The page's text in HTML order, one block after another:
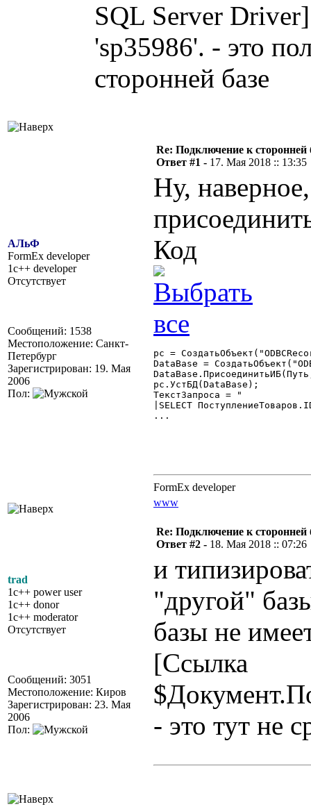
SQL Server
'sp35986'. - это
сторонней базе
АЛьФ
FormEx developer
1c++ developer
Отсутствует
Сообщений: 1538
Местоположение: Санкт-
Петербург
Зарегистрирован: 19. Мая
2006
Пол:
Re: Подключение к сторонней
Ответ #1 - 17. Мая 2018 :: 13:35
Ну,
Код
рс =
DataBase =
рс.УстБД(DataBase);
ТекстЗапроса = "
|SELECT
...
FormEx developer
www
trad
1c++ power user
1c++ donor
1c++ moderator
Отсутствует
Сообщений: 3051
Местоположение: Киров
Зарегистрирован: 23. Мая
2006
Пол:
Re: Подключение к сторонней
Ответ #2 - 18. Мая 2018 :: 07:26
и
"другой"
базы не
[Ссылка
- это тут не